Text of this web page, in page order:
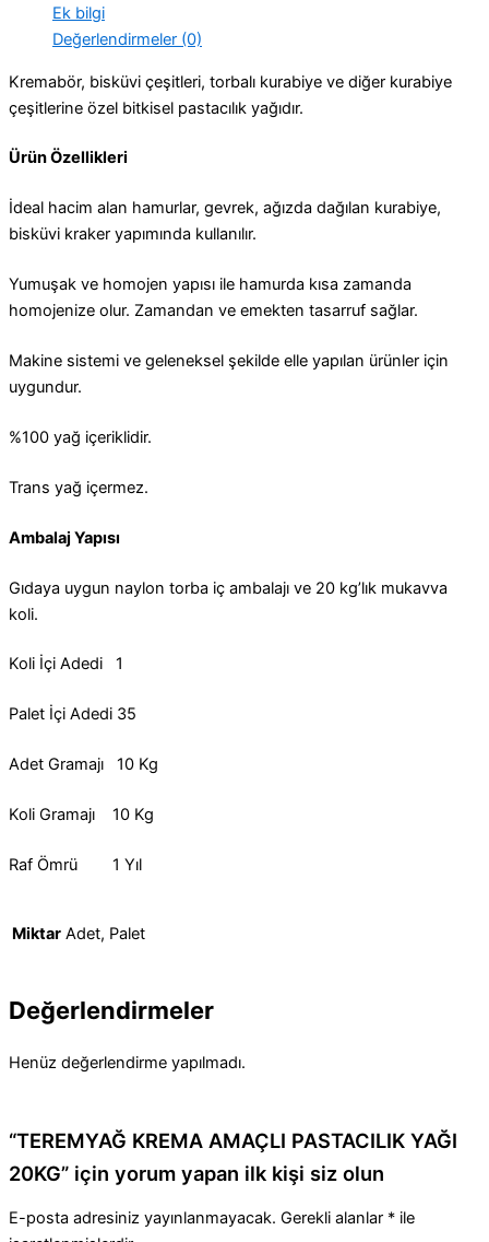
Ek bilgi
Değerlendirmeler (0)
Kremabör, bisküvi çeşitleri, torbalı kurabiye ve diğer kurabiye
çeşitlerine özel bitkisel pastacılık yağıdır.
Ürün Özellikleri
İdeal hacim alan hamurlar, gevrek, ağızda dağılan kurabiye,
bisküvi kraker yapımında kullanılır.
Yumuşak ve homojen yapısı ile hamurda kısa zamanda
homojenize olur. Zamandan ve emekten tasarruf sağlar.
Makine sistemi ve geleneksel şekilde elle yapılan ürünler için
uygundur.
%100 yağ içeriklidir.
Trans yağ içermez.
Ambalaj Yapısı
Gıdaya uygun naylon torba iç ambalajı ve 20 kg’lık mukavva
koli.
Koli İçi Adedi 1
Palet İçi Adedi 35
Adet Gramajı 10 Kg
Koli Gramajı 10 Kg
Raf Ömrü 1 Yıl
Miktar Adet, Palet
Değerlendirmeler
Henüz değerlendirme yapılmadı.
“TEREMYAĞ KREMA AMAÇLI PASTACILIK YAĞI
20KG” için yorum yapan ilk kişi siz olun
E-posta adresiniz yayınlanmayacak. Gerekli alanlar * ile